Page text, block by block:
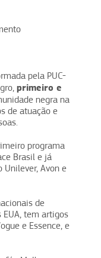
pela PUC-
primeiro e
negra na
de atuação e
programa
Brasil e já
Avon e
de
tem artigos
e Essence, e